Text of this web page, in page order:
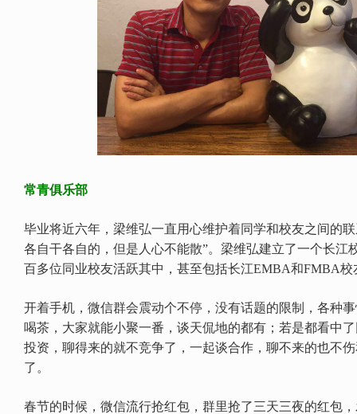
常青俱乐部
毕业将近六年，梁维弘一直用心维护着同学和校友之间的
各自干各自的，但是人心不能散”。梁维弘建立了一个长江
百多位同业校友活跃其中，甚至包括长江EMBA和FMBA校
开着手机，微信群会震动个不停，没有话题的限制，各种
喝茶，大家就能小聚一番，谈天侃地的都有；若是都看中
投资，聊得来的就不竞争了，一起谈合作，聊不来的也不
了。
春节的时候，微信流行抢红包，群里抢了三天三夜的红包